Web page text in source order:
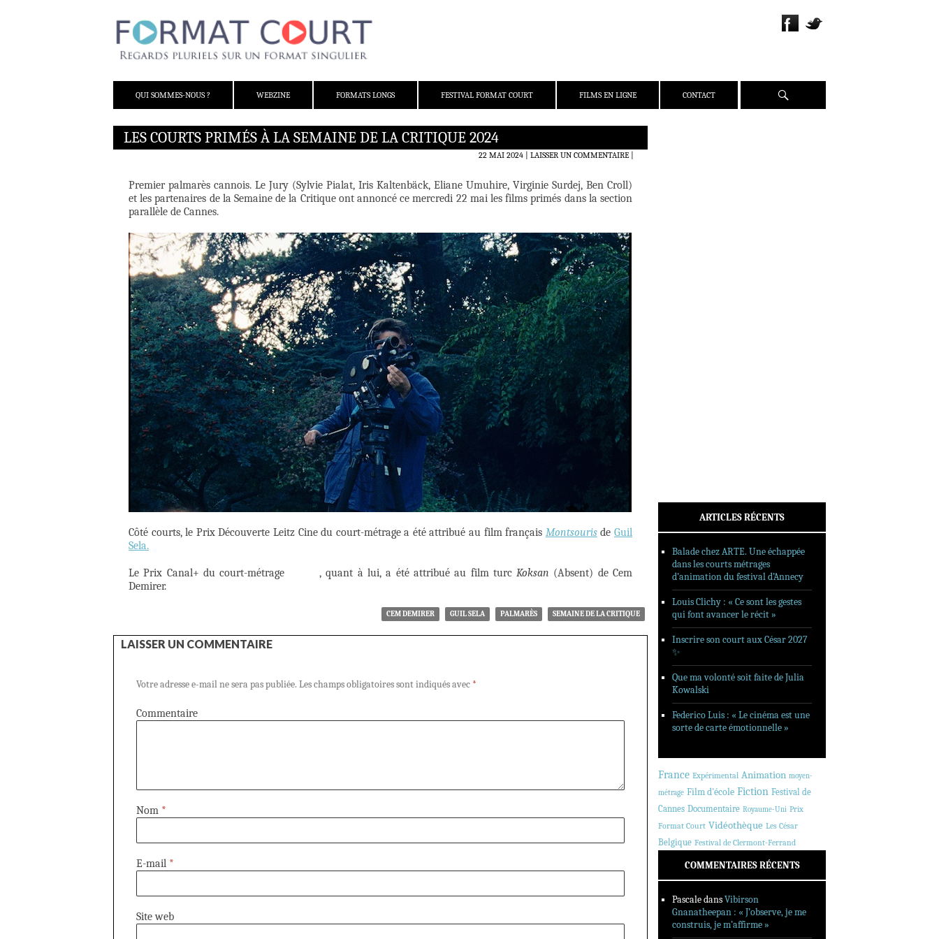
QUI SOMMES-NOUS ?
WEBZINE FORMATS LONGS FESTIVAL FORMAT COURT FILMS EN LIGNE CONTACT Recherche
LES COURTS PRIMÉS À LA SEMAINE DE LA CRITIQUE 2024
22 MAI 2024 LAISSER UN COMMENTAIRE|
Premier palmarès cannois. Le Jury (Sylvie Pialat, Iris Kaltenbäck, Eliane Umuhire, Virginie Surdej, Ben Croll)
et les partenaires de la Semaine de la Critique ont annoncé ce mercredi 22 mai les films primés dans la section
parallèle de Cannes.
Côté courts, le Prix Découverte Leitz Cine du court-métrage a été attribué au film français MontsourisdeGuil
Sela.
Le Prix Canal+ du court-métrage , quant à lui, a été attribué au film turcKoksan (Absent) de Cem
Demirer.
CEM DEMIRER GUIL SELA PALMARÈS SEMAINE DE LA CRITIQUE
LAISSER UN COMMENTAIRE
Votre adresse e-mail ne sera pas publiée. Les champs obligatoires sont indiqués avec *
Commentaire
Nom *
E-mail *
Site web
ARTICLES RÉCENTS
Balade chez ARTE. Une échappée
dans les courts métrages
d’animation du festival d’Annecy
Louis Clichy : « Ce sont les gestes
qui font avancer le récit »
Inscrire son court aux César 2027
✨
Que ma volonté soit faite de Julia
Kowalski
Federico Luis : « Le cinéma est une
sorte de carte émotionnelle »
France Expérimental Animation moyen-
métrage Film d'école Fiction Festival de
Cannes Documentaire Royaume-Uni Prix
Format Court Vidéothèque Les César
Belgique Festival de Clermont-Ferrand
COMMENTAIRES RÉCENTS
PascaledansVibirson
Gnanatheepan : « J’observe, je me
construis, je m’affirme »